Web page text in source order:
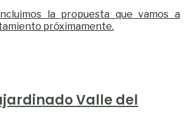
la propuesta que vamos a
próximamente.
Valle del